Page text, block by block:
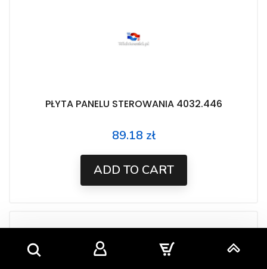
PŁYTA PANELU STEROWANIA 4032.446
Price
89.18 zł
ADD TO CART